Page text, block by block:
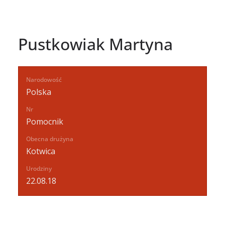
Pustkowiak Martyna
Narodowość
Polska
Nr
Pomocnik
Obecna drużyna
Kotwica
Urodziny
22.08.18